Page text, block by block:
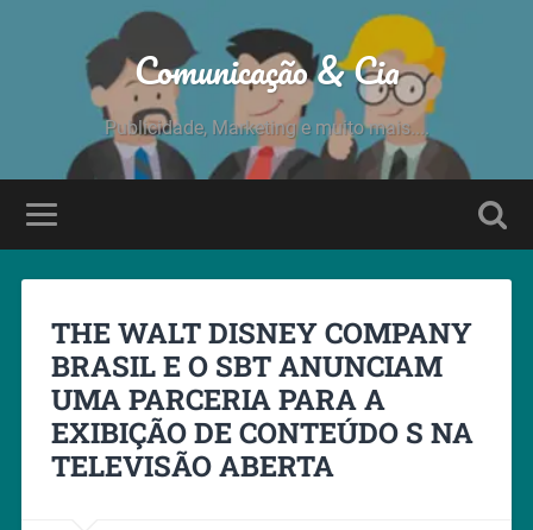
Comunicação & Cia
Publicidade, Marketing e muito mais....
THE WALT DISNEY COMPANY
BRASIL E O SBT ANUNCIAM
UMA PARCERIA PARA A
EXIBIÇÃO DE CONTEÚDO S NA
TELEVISÃO ABERTA